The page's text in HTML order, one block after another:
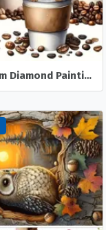
20x20cm Diamond Painting koffie kabouters (rond) nr 516